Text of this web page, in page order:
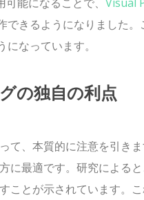
きるようになりました
なっています。
の独自の利点
て、本質的に注意を引き
に最適です。研究による
とが示されています。